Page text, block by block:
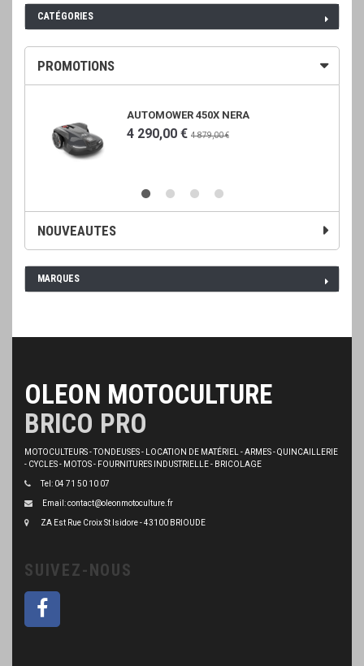
CATÉGORIES
PROMOTIONS
AUTOMOWER 450X NERA
4 290,00 € 4 879,00 €
NOUVEAUTES
MARQUES
OLEON MOTOCULTURE
BRICO PRO
MOTOCULTEURS - TONDEUSES - LOCATION DE MATÉRIEL - ARMES - QUINCAILLERIE
- CYCLES - MOTOS - FOURNITURES INDUSTRIELLE - BRICOLAGE
Tel: 04 71 50 10 07
Email: contact@oleonmotoculture.fr
ZA Est Rue Croix St Isidore - 43100 BRIOUDE
SUIVEZ-NOUS